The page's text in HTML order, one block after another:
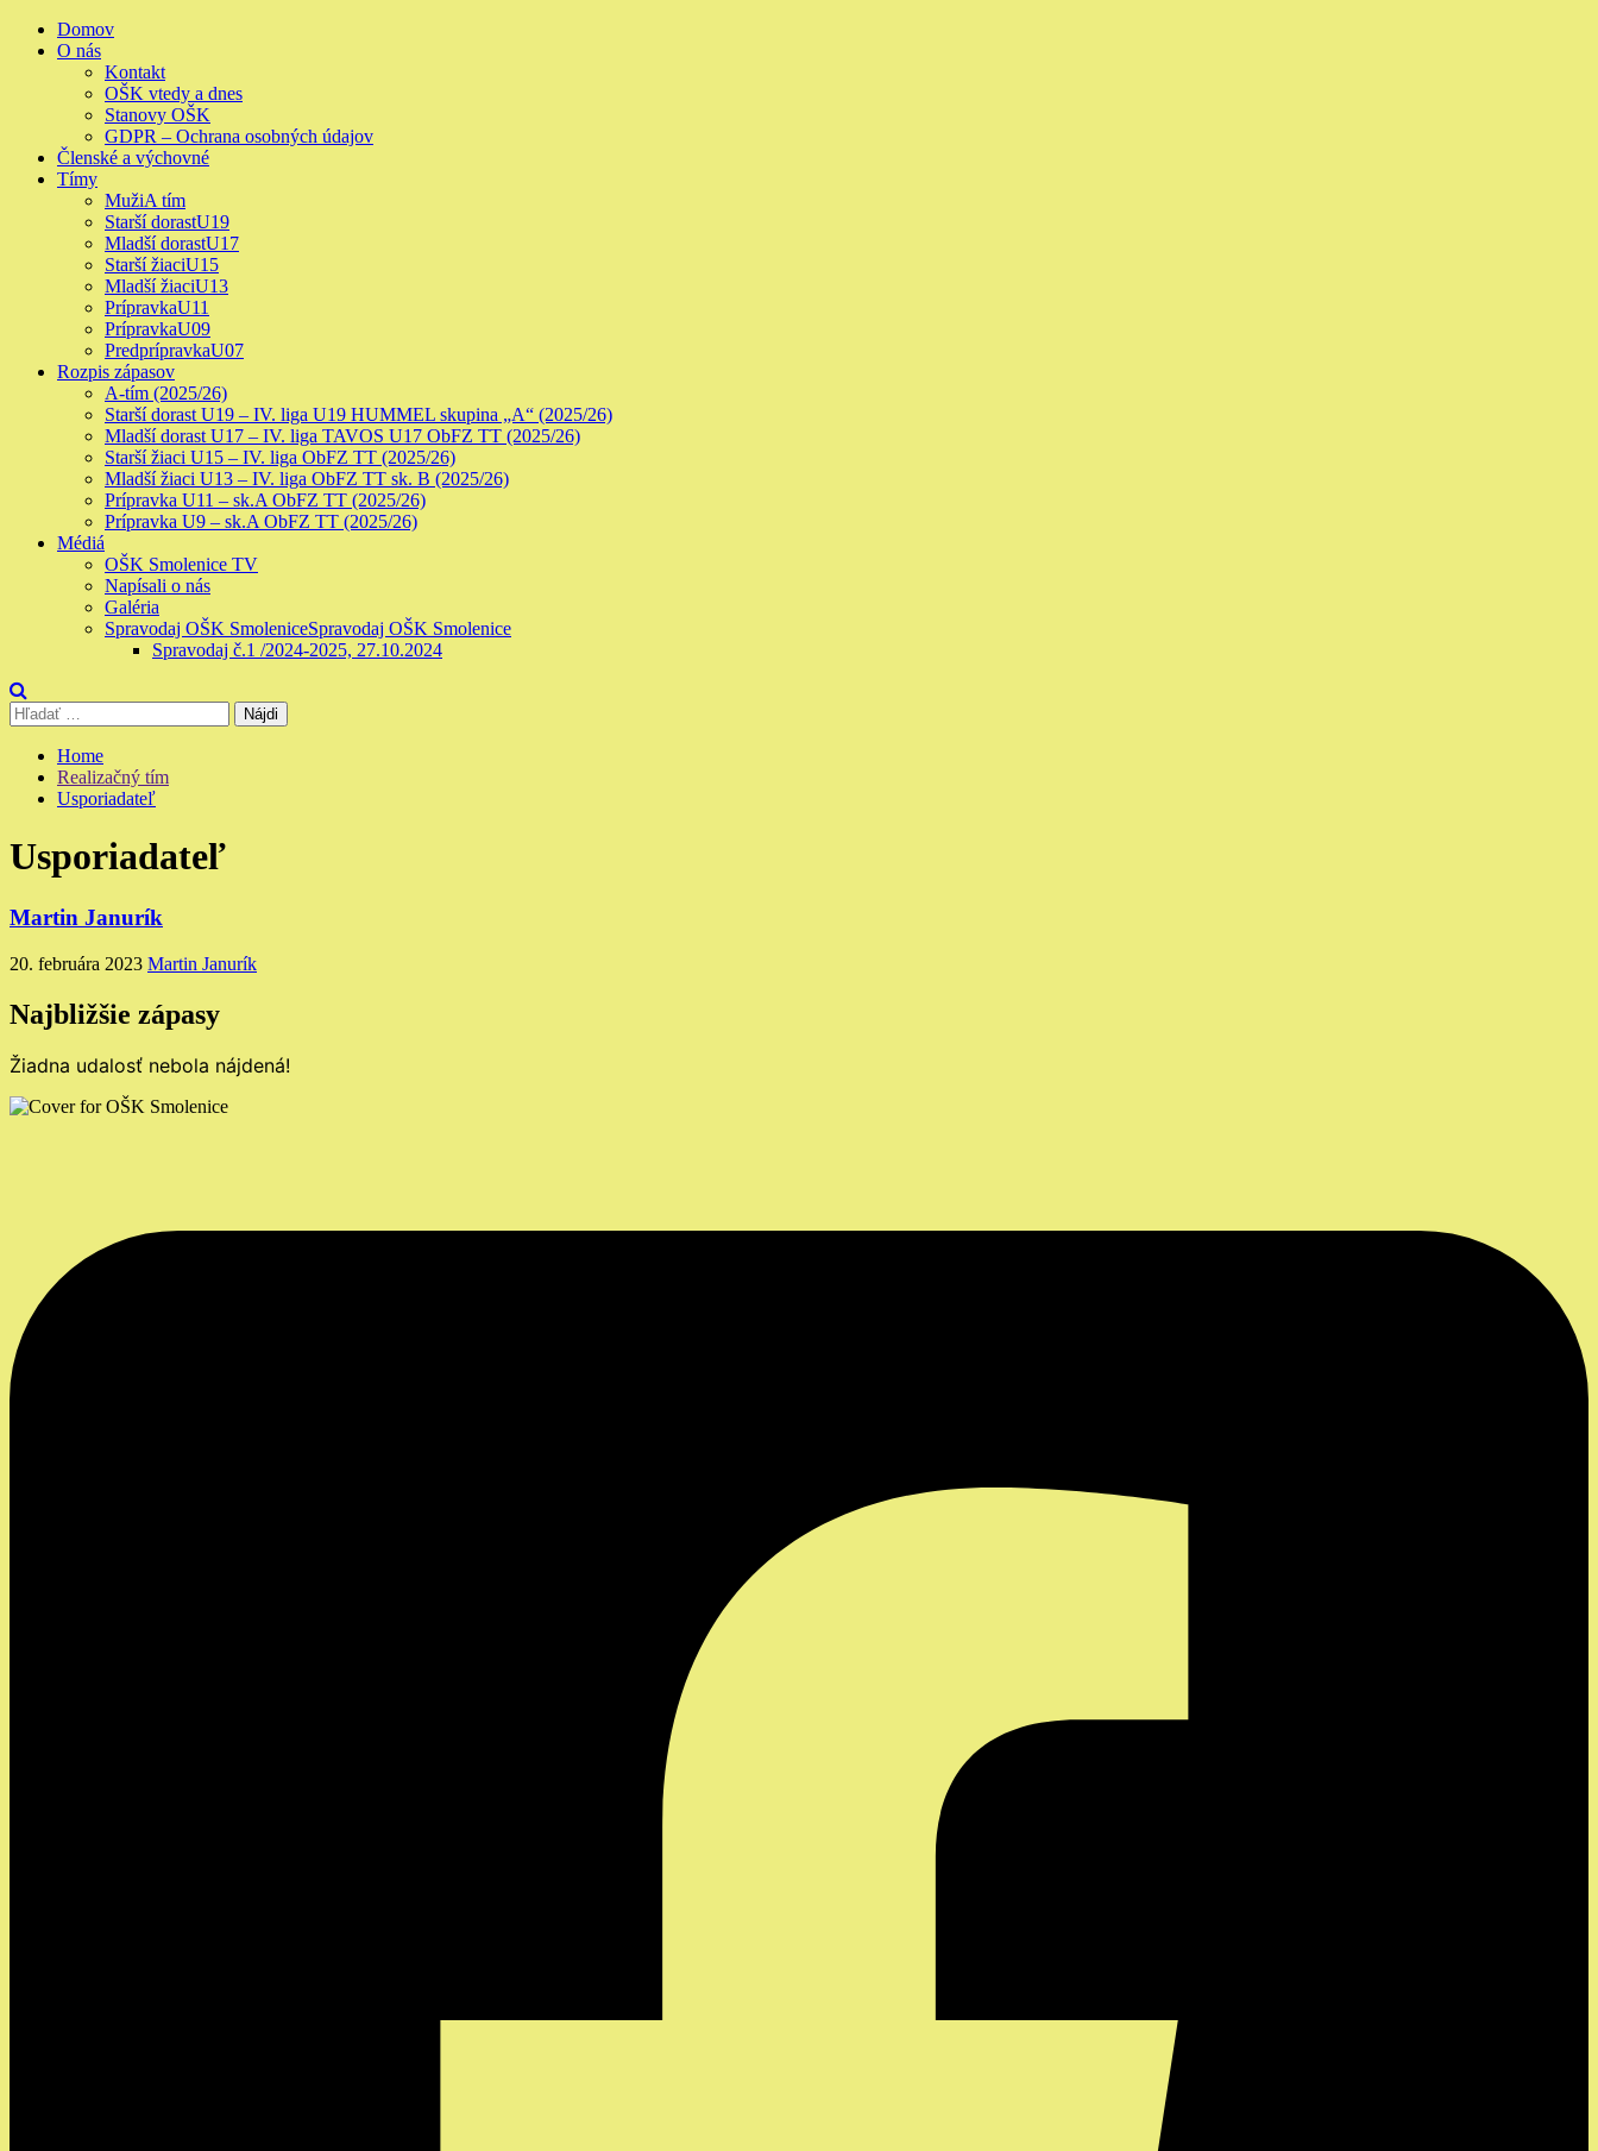
Skip
Primary
Menu
Domov
O nás
Kontakt
OŠK vtedy a dnes
Stanovy OŠK
GDPR – Ochrana osobných údajov
Členské a výchovné
Tímy
MužiA tím
Starší dorastU19
Mladší dorastU17
Starší žiaciU15
Mladší žiaciU13
PrípravkaU11
PrípravkaU09
PredprípravkaU07
Rozpis zápasov
A-tím (2025/26)
Starší dorast U19 – IV. liga U19 HUMMEL skupina „A“ (2025/26)
Mladší dorast U17 – IV. liga TAVOS U17 ObFZ TT (2025/26)
Starší žiaci U15 – IV. liga ObFZ TT (2025/26)
Mladší žiaci U13 – IV. liga ObFZ TT sk. B (2025/26)
Prípravka U11 – sk.A ObFZ TT (2025/26)
Prípravka U9 – sk.A ObFZ TT (2025/26)
Médiá
OŠK Smolenice TV
Napísali o nás
Galéria
Spravodaj OŠK SmoleniceSpravodaj OŠK Smolenice
Spravodaj č.1 /2024-2025, 27.10.2024
Hľadať:
Home
Realizačný tím
Usporiadateľ
Usporiadateľ
Martin Janurík
20. februára 2023 Martin Janurík
Najbližšie zápasy
Žiadna udalosť nebola nájdená!